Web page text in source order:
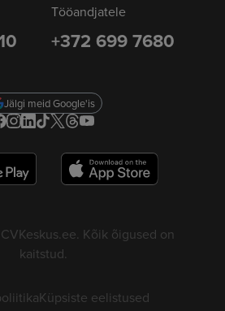
Tööandjatele
+372 699 7680
Jälgi meid Google'is
Kõik õigused on
kaitstud.
Küpsiste eelistused